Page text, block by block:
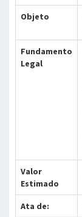
Objeto
Fundamento
Legal
Valor
Estimado
Ata de: